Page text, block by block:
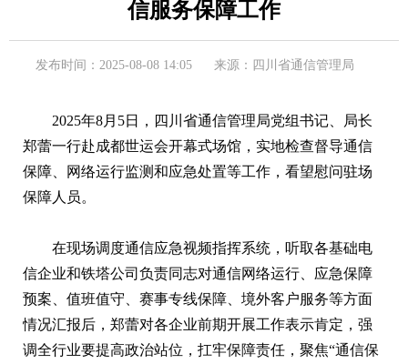
信服务保障工作
发布时间：2025-08-08 14:05 来源：四川省通信管理局
2025年8月5日，四川省通信管理局党组书记、局长
郑蕾一行赴成都世运会开幕式场馆，实地检查督导通信
保障、网络运行监测和应急处置等工作，看望慰问驻场
保障人员。
在现场调度通信应急视频指挥系统，听取各基础电
信企业和铁塔公司负责同志对通信网络运行、应急保障
预案、值班值守、赛事专线保障、境外客户服务等方面
情况汇报后，郑蕾对各企业前期开展工作表示肯定，强
调全行业要提高政治站位，扛牢保障责任，聚焦“通信保